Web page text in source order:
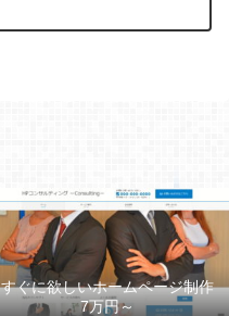
すぐに欲しいホームページ制作
7万円～